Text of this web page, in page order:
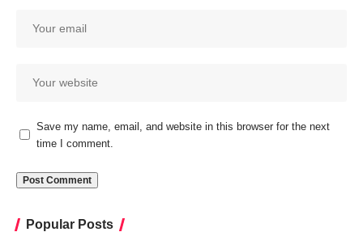
Save my name, email, and website in this browser for the next
time I comment.
Popular Posts